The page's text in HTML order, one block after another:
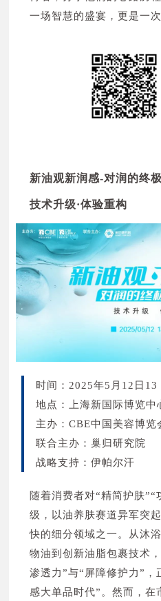
天津富勤科技股份有限公
广州煜明生物科技有限公
宁波雾非雾日用品有限公
安徽丞欣包装科技有限公
衍宇化妆品包装材料（湖
德寶國際(香港)有限公司
东莞市亚圣包装制品有限
珠海市华迅塑料泵业有限
上海玏珊生物科技有限公
金华谜可生物科技有限公
海南爱美丽生物科技有限
苏州艾迈实业有限公司
厦门澳丽尔日化有限公司
宁波呈妍科技发展有限公
晟薇药业（上海）有限公
– SB Benefit Corporation
恩客斯（上海）化妆品有
植然天成（北京）生物科
南通天岚化妆品有限公司
优微（珠海）生物科技有
广州市东洋丽生物科技股
中山通和日用品实业有限
西安惠普生物科技有限公
余姚市唯派塑业有限公司
上海三振实业有限公司
微硕( 上海)日用品有限公
浙江国药景岳气雾剂有限
江门博那化妆用品有限公
广东诗妃化妆品有限公司
上海辉文生物技术股份有
东莞市美发宝化妆品有限
义乌市浪漫鸟化妆品有限
苏州科嘉益电子有限公司
广东雅琳化妆品有限公司
广州旭妆生物科技有限公
江苏英诗佳生物科技有限
香雪兰生物科技有限公司
上海川跃生物科技有限公
中山市柏美塑业有限公司
上海家诺华化妆品有限公
浙江医鼎医用敷料有限公
北京日光旭升精细化工技术
希胭熙（上海）化妆品有
广州市广膜化妆品有限公
广东鹏炜精细化工有限公
苏州宣臻包装有限公司
浙江艳庄化妆品有限公司
佛山市顺德区香江精细化工实
一苇堂检测科技（上海）
浙江尚美包装有限公司
慈溪市龙发铝制罐有限公
义乌屴荙包装有限公司
一场智慧的盛宴，更是一
新油观新润感-对润的终
技术升级·体验重构
时间：2025年5月12日13
地点：上海新国际博览中
主办：CBE中国美容博览
联合主办：巢归研究院
战略支持：伊帕尔汗
随着消费者对“精简护肤
级，以油养肤赛道异军突
快的细分领域之一。从沐
物油到创新油脂包裹技术
渗透力”与“屏障修护力”，
感大单品时代”。然而，在